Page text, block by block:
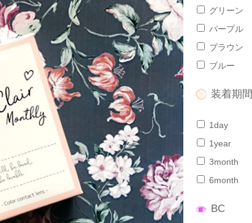
グリーン
パープル
ブラウン
ブルー
装着期間
1day
1year
3month
6month
BC